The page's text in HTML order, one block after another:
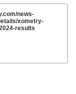
news-
xometry-
results